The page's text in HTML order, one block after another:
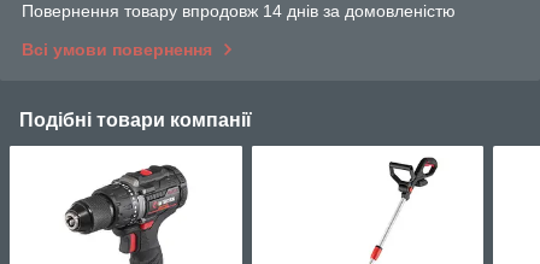
Повернення товару впродовж 14 днів за домовленістю
Всі умови повернення
Подібні товари компанії